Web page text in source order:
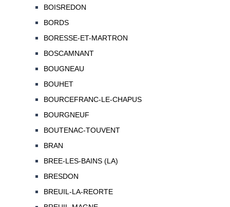
BOISREDON
BORDS
BORESSE-ET-MARTRON
BOSCAMNANT
BOUGNEAU
BOUHET
BOURCEFRANC-LE-CHAPUS
BOURGNEUF
BOUTENAC-TOUVENT
BRAN
BREE-LES-BAINS (LA)
BRESDON
BREUIL-LA-REORTE